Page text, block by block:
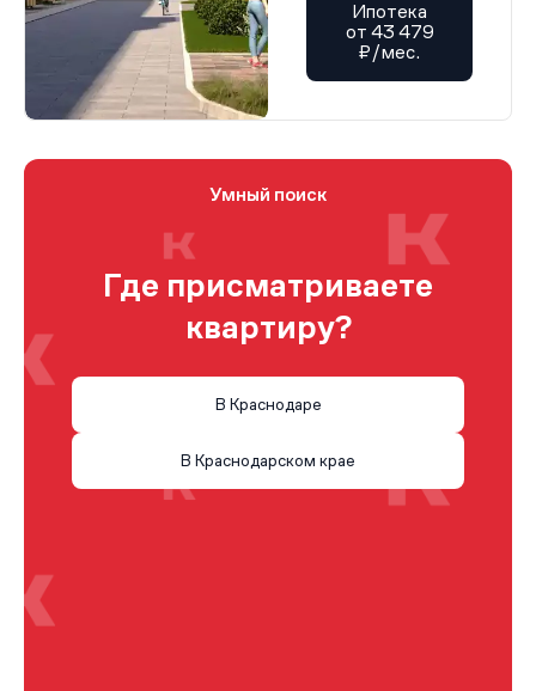
Ипотека
от 43 479
₽/мес.
Умный поиск
Где присматриваете
квартиру?
В Краснодаре
В Краснодарском крае